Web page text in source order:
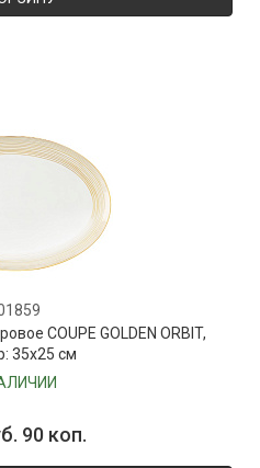
COUPE GOLDEN ORBIT,
35х25 см
90 коп.